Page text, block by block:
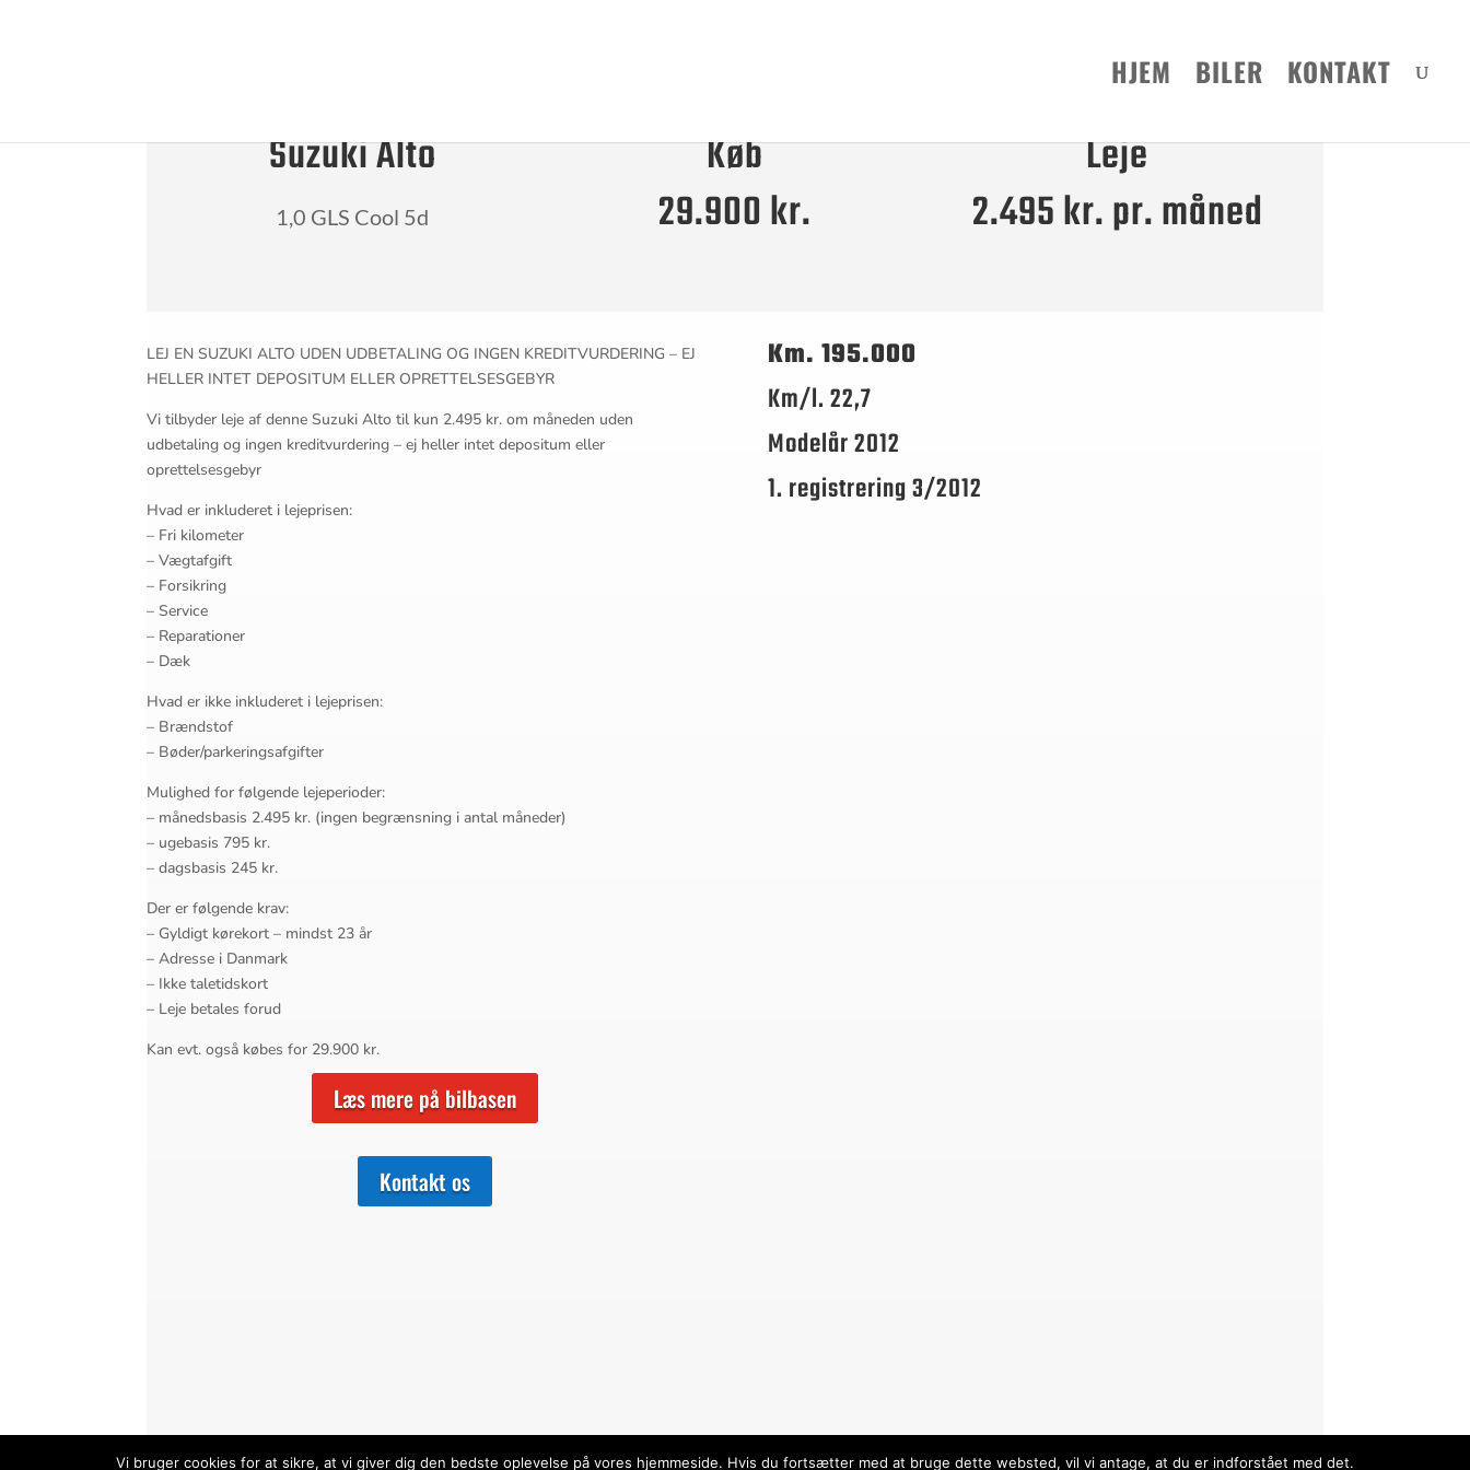
HJEM BILER KONTAKT
Suzuki Alto
1,0 GLS Cool 5d
Køb
29.900 kr.
Leje
2.495 kr. pr. måned
LEJ EN SUZUKI ALTO UDEN UDBETALING OG INGEN KREDITVURDERING – EJ
HELLER INTET DEPOSITUM ELLER OPRETTELSESGEBYR
Vi tilbyder leje af denne Suzuki Alto til kun 2.495 kr. om måneden uden
udbetaling og ingen kreditvurdering – ej heller intet depositum eller
oprettelsesgebyr
Hvad er inkluderet i lejeprisen:
– Fri kilometer
– Vægtafgift
– Forsikring
– Service
– Reparationer
– Dæk
Hvad er ikke inkluderet i lejeprisen:
– Brændstof
– Bøder/parkeringsafgifter
Mulighed for følgende lejeperioder:
– månedsbasis 2.495 kr. (ingen begrænsning i antal måneder)
– ugebasis 795 kr.
– dagsbasis 245 kr.
Der er følgende krav:
– Gyldigt kørekort – mindst 23 år
– Adresse i Danmark
– Ikke taletidskort
– Leje betales forud
Kan evt. også købes for 29.900 kr.
Læs mere på bilbasen
Kontakt os
Km. 195.000
Km/l. 22,7
Modelår 2012
1. registrering 3/2012
Vi bruger cookies for at sikre, at vi giver dig den bedste oplevelse på vores hjemmeside. Hvis du fortsætter med at bruge dette websted, vil vi antage, at du er indforstået med det.